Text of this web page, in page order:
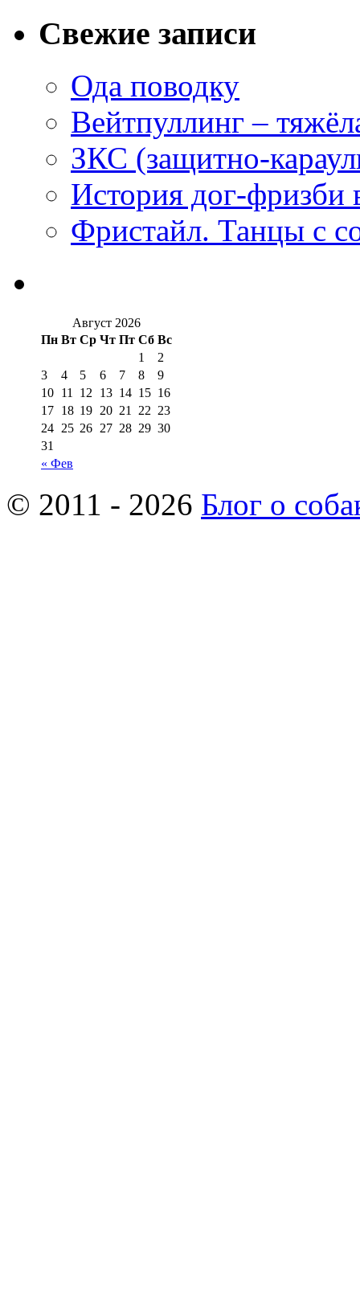
Свежие записи
Ода поводку
Вейтпуллинг –
ЗКС (защитно-
История дог-фризби
Фристайл. Танцы с
Август 2026
Пн Вт Ср Чт Пт Сб Вс
« Фев
1
2
3
4 5 6 7 8
9
10 11 12 13 14 15 16
17 18 19 20 21 22 23
24 25 26 27 28 29 30
31
© 2011 - 2026 Блог о